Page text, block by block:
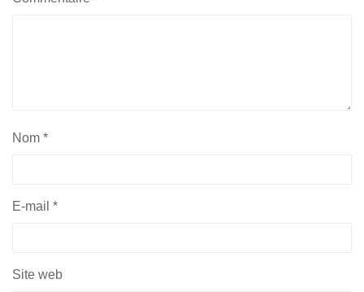
Nom *
E-mail *
Site web